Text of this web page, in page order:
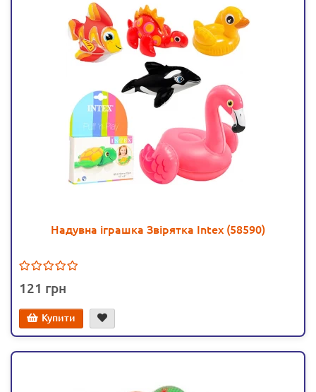
Надувна іграшка Звірятка Intex (58590)
121
Купити